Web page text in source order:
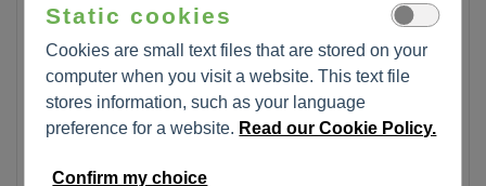
креирате сметка за да учествувате во
оваа анкета заради следниве придобивки:
може да добиете сертификат за
учество со вашиот резултат по
оценувањето
Static cookies
Cookies are small text files that are stored on your
computer when you visit a website. This text file
stores information, such as your language
preference for a website. Read our Cookie Policy.